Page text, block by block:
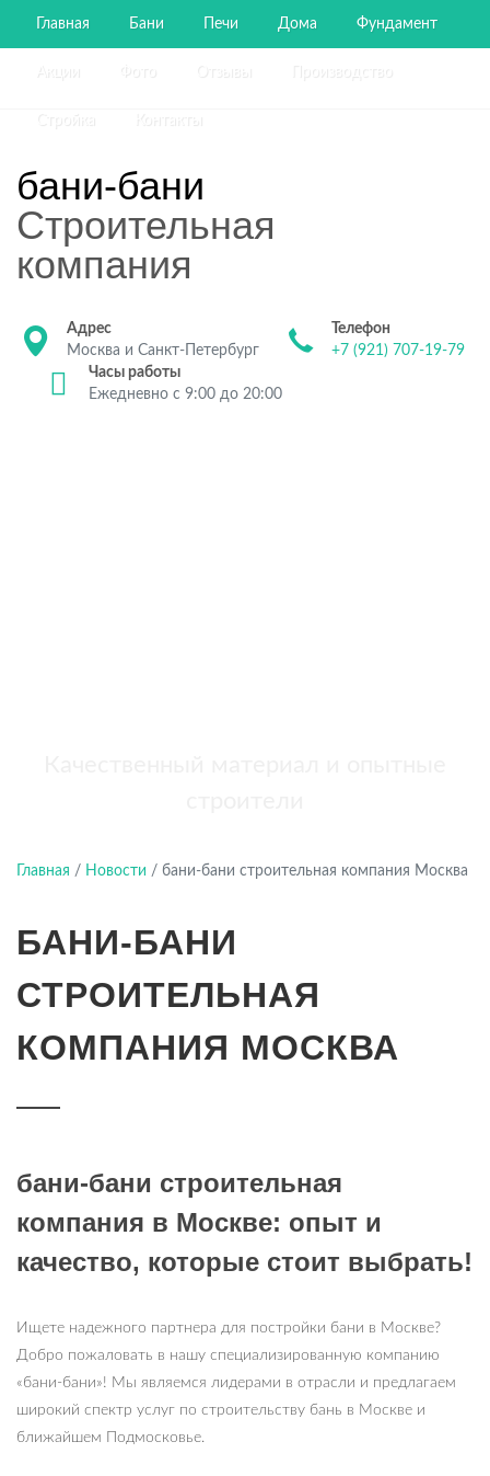
Главная Бани Печи Дома Фундамент
бани-бани
Строительная
компания
Адрес
Москва и Санкт-Петербург
Телефон
+7 (921) 707-19-79
Часы работы
Ежедневно с 9:00 до 20:00
Главная / Новости / бани-бани строительная компания Москва
БАНИ-БАНИ
СТРОИТЕЛЬНАЯ
КОМПАНИЯ МОСКВА
бани-бани строительная
компания в Москве: опыт и
качество, которые стоит выбрать!
Ищете надежного партнера для постройки бани в Москве?
Добро пожаловать в нашу специализированную компанию
«бани-бани»! Мы являемся лидерами в отрасли и предлагаем
широкий спектр услуг по строительству бань в Москве и
ближайшем Подмосковье.